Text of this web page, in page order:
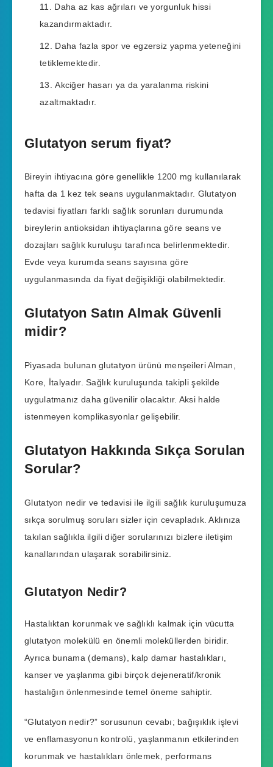
Daha az kas ağrıları ve yorgunluk hissi
kazandırmaktadır.
Daha fazla spor ve egzersiz yapma yeteneğini
tetiklemektedir.
Akciğer hasarı ya da yaralanma riskini
azaltmaktadır.
Glutatyon serum fiyat?
Bireyin ihtiyacına göre genellikle 1200 mg kullanılarak
hafta da 1 kez tek seans uygulanmaktadır. Glutatyon
tedavisi fiyatları farklı sağlık sorunları durumunda
bireylerin antioksidan ihtiyaçlarına göre seans ve
dozajları sağlık kuruluşu tarafınca belirlenmektedir.
Evde veya kurumda seans sayısına göre
uygulanmasında da fiyat değişikliği olabilmektedir.
Glutatyon Satın Almak Güvenli
midir?
Piyasada bulunan glutatyon ürünü menşeileri Alman,
Kore, İtalyadır. Sağlık kuruluşunda takipli şekilde
uygulatmanız daha güvenilir olacaktır. Aksi halde
istenmeyen komplikasyonlar gelişebilir.
Glutatyon Hakkında Sıkça Sorulan
Sorular?
Glutatyon nedir ve tedavisi ile ilgili sağlık kuruluşumuza
sıkça sorulmuş soruları sizler için cevapladık. Aklınıza
takılan sağlıkla ilgili diğer sorularınızı bizlere iletişim
kanallarından ulaşarak sorabilirsiniz.
Glutatyon Nedir?
Hastalıktan korunmak ve sağlıklı kalmak için vücutta
glutatyon molekülü en önemli moleküllerden biridir.
Ayrıca bunama (demans), kalp damar hastalıkları,
kanser ve yaşlanma gibi birçok dejeneratif/kronik
hastalığın önlenmesinde temel öneme sahiptir.
“Glutatyon nedir?” sorusunun cevabı; bağışıklık işlevi
ve enflamasyonun kontrolü, yaşlanmanın etkilerinden
korunmak ve hastalıkları önlemek, performans